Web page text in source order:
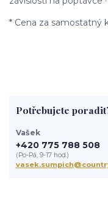
* Cena za samostatný
Potřebujete
Vašek
+420 775 788 508
(Po-Pá, 9-17 hod.)